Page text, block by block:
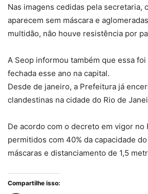
Nas imagens cedidas pela secretaria,
aparecem sem máscara e
multidão, não houve resistência por
A Seop informou também que essa
fechada esse ano na capital.
Desde de janeiro, a Prefeitura já
clandestinas na cidade do Rio de
De acordo com o decreto em vigor no
permitidos com 40% da capacidade
máscaras e distanciamento de 1,5
Compartilhe isso: